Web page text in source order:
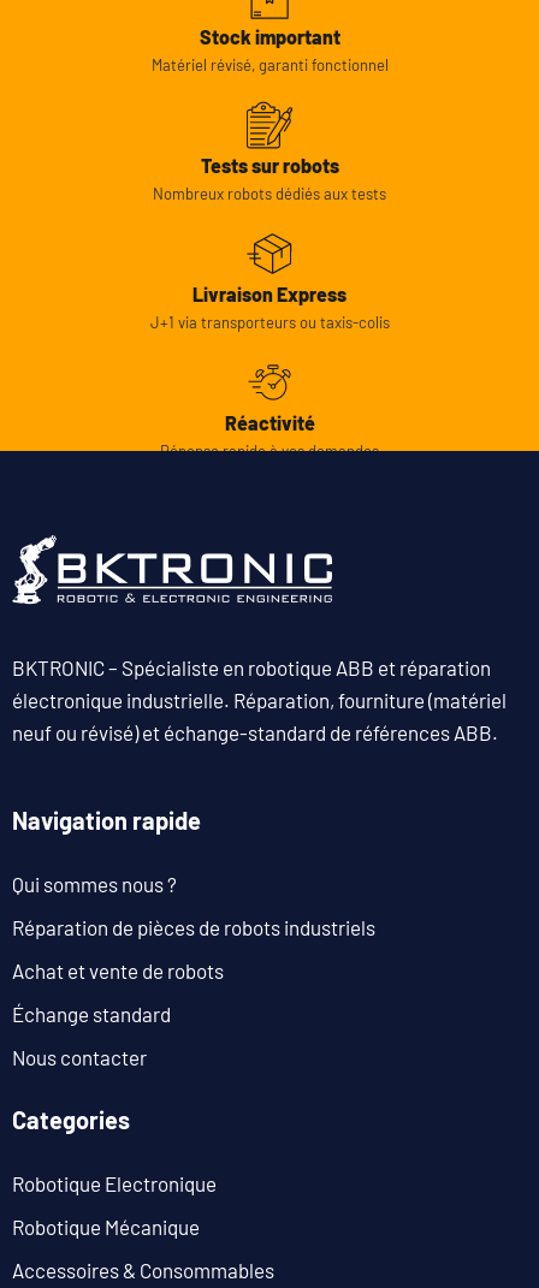
Stock important
Matériel révisé, garanti fonctionnel
Tests sur robots
Nombreux robots dédiés aux tests
Livraison Express
J+1 via transporteurs ou taxis-colis
Réactivité
Réponse rapide à vos demandes
BKTRONIC – Spécialiste en robotique ABB et réparation
électronique industrielle. Réparation, fourniture (matériel
neuf ou révisé) et échange-standard de références ABB.
Navigation rapide
Qui sommes nous ?
Réparation de pièces de robots industriels
Achat et vente de robots
Échange standard
Nous contacter
Categories
Robotique Electronique
Robotique Mécanique
Accessoires & Consommables